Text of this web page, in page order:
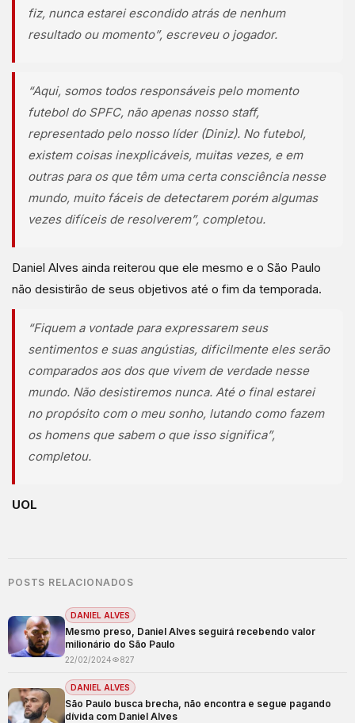
fiz, nunca estarei escondido atrás de nenhum
resultado ou momento”, escreveu o jogador.
“Aqui, somos todos responsáveis pelo momento
futebol do SPFC, não apenas nosso staff,
representado pelo nosso líder (Diniz). No futebol,
existem coisas inexplicáveis, muitas vezes, e em
outras para os que têm uma certa consciência nesse
mundo, muito fáceis de detectarem porém algumas
vezes difíceis de resolverem”, completou.
Daniel Alves ainda reiterou que ele mesmo e o São Paulo
não desistirão de seus objetivos até o fim da temporada.
“Fiquem a vontade para expressarem seus
sentimentos e suas angústias, dificilmente eles serão
comparados aos dos que vivem de verdade nesse
mundo. Não desistiremos nunca. Até o final estarei
no propósito com o meu sonho, lutando como fazem
os homens que sabem o que isso significa”,
completou.
UOL
POSTS RELACIONADOS
DANIEL ALVES
Mesmo preso, Daniel Alves seguirá recebendo valor
milionário do São Paulo
22/02/2024 827
DANIEL ALVES
São Paulo busca brecha, não encontra e segue pagando
dívida com Daniel Alves